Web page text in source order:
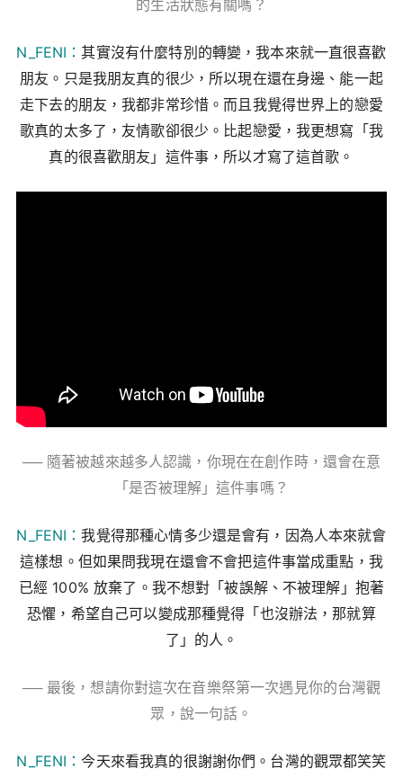
的生活狀態有關嗎？
N_FENI：其實沒有什麼特別的轉變，我本來就一直很喜歡
朋友。只是我朋友真的很少，所以現在還在身邊、能一起
走下去的朋友，我都非常珍惜。而且我覺得世界上的戀愛
歌真的太多了，友情歌卻很少。比起戀愛，我更想寫「我
真的很喜歡朋友」這件事，所以才寫了這首歌。
── 隨著被越來越多人認識，你現在在創作時，還會在意
「是否被理解」這件事嗎？
N_FENI：我覺得那種心情多少還是會有，因為人本來就會
這樣想。但如果問我現在還會不會把這件事當成重點，我
已經 100% 放棄了。我不想對「被誤解、不被理解」抱著
恐懼，希望自己可以變成那種覺得「也沒辦法，那就算
了」的人。
── 最後，想請你對這次在音樂祭第一次遇見你的台灣觀
眾，說一句話。
N_FENI：今天來看我真的很謝謝你們。台灣的觀眾都笑笑